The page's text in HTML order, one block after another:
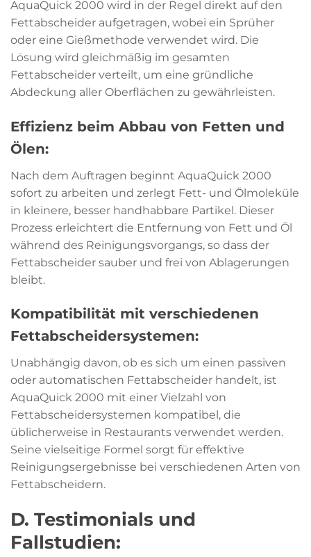
AquaQuick 2000 wird in der Regel direkt auf den
Fettabscheider aufgetragen, wobei ein Sprüher
oder eine Gießmethode verwendet wird. Die
Lösung wird gleichmäßig im gesamten
Fettabscheider verteilt, um eine gründliche
Abdeckung aller Oberflächen zu gewährleisten.
Effizienz beim Abbau von Fetten und
Ölen:
Nach dem Auftragen beginnt AquaQuick 2000
sofort zu arbeiten und zerlegt Fett- und Ölmoleküle
in kleinere, besser handhabbare Partikel. Dieser
Prozess erleichtert die Entfernung von Fett und Öl
während des Reinigungsvorgangs, so dass der
Fettabscheider sauber und frei von Ablagerungen
bleibt.
Kompatibilität mit verschiedenen
Fettabscheidersystemen:
Unabhängig davon, ob es sich um einen passiven
oder automatischen Fettabscheider handelt, ist
AquaQuick 2000 mit einer Vielzahl von
Fettabscheidersystemen kompatibel, die
üblicherweise in Restaurants verwendet werden.
Seine vielseitige Formel sorgt für effektive
Reinigungsergebnisse bei verschiedenen Arten von
Fettabscheidern.
D. Testimonials und
Fallstudien: